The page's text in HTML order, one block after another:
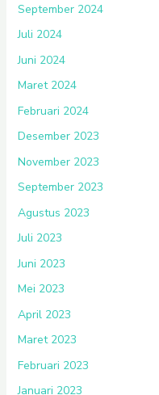
September 2024
Juli 2024
Juni 2024
Maret 2024
Februari 2024
Desember 2023
November 2023
September 2023
Agustus 2023
Juli 2023
Juni 2023
Mei 2023
April 2023
Maret 2023
Februari 2023
Januari 2023